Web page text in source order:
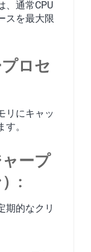
、通常CPU
スを最大限
ロセ
リにキャッ
。
ープ
:
期的なクリ